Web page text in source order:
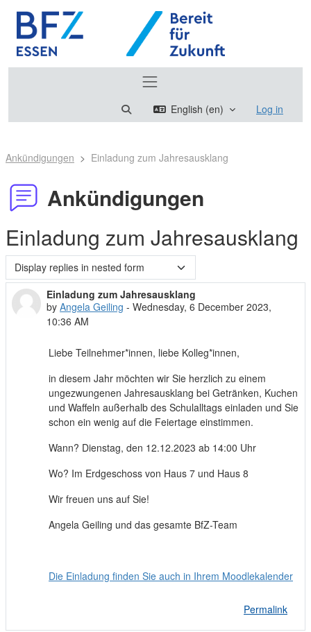
Toggle search input
English ‎(en)‎ Log in
Ankündigungen Einladung zum Jahresausklang
Ankündigungen
Einladung zum Jahresausklang
Display mode
Einladung zum Jahresausklang
byAngela Geiling -Wednesday, 6 December 2023,
10:36 AM
Number of replies: 0
Liebe Teilnehmer*innen, liebe Kolleg*innen,
in diesem Jahr möchten wir Sie herzlich zu einem
ungezwungenen Jahresausklang bei Getränken, Kuchen
und Waffeln außerhalb des Schulalltags einladen und Sie
schon ein wenig auf die Feiertage einstimmen.
Wann? Dienstag, den 12.12.2023 ab 14:00 Uhr
Wo? Im Erdgeschoss von Haus 7 und Haus 8
Wir freuen uns auf Sie!
Angela Geiling und das gesamte BfZ-Team
Die Einladung finden Sie auch in Ihrem Moodlekalender
Permalink